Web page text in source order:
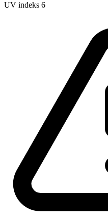
UV indeks 6